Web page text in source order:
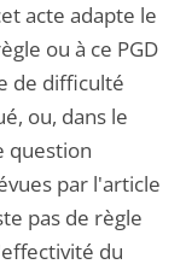
acte adapte le
ou à ce PGD
de difficulté
ou, dans le
question
par l'article
pas de règle
du